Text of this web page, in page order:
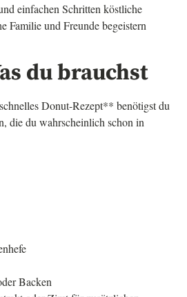
einfachen Schritten köstliche
Familie und Freunde begeistern
du brauchst
Donut-Rezept** benötigst du
die du wahrscheinlich schon in
Backen